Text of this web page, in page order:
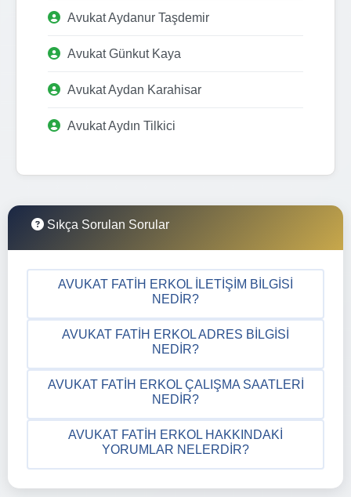
Avukat Aydanur Taşdemir
Avukat Günkut Kaya
Avukat Aydan Karahisar
Avukat Aydın Tilkici
Sıkça Sorulan Sorular
AVUKAT FATIH ERKOL İLETIŞIM BILGISI
NEDIR?
AVUKAT FATIH ERKOL ADRES BILGISI
NEDIR?
AVUKAT FATIH ERKOL ÇALIŞMA SAATLERI
NEDIR?
AVUKAT FATIH ERKOL HAKKINDAKI
YORUMLAR NELERDIR?